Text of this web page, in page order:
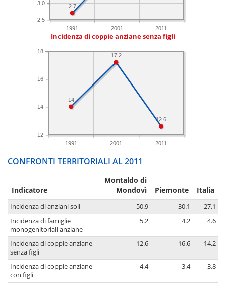
1991 2001 2011
2.5
3.0
2.7
Incidenza di coppie anziane senza figli
1991 2001 2011
12
14
16
18
12.6
17.2
14
CONFRONTI TERRITORIALI AL 2011
Indicatore
Montaldo di
Mondovì
Piemonte Italia
Incidenza di anziani soli 50.9 30.1
27.1
Incidenza di famiglie
monogenitoriali anziane
5.2 4.2 4.6
Incidenza di coppie anziane
senza figli
12.6 16.6 14.2
Incidenza di coppie anziane
con figli
4.4 3.4 3.8